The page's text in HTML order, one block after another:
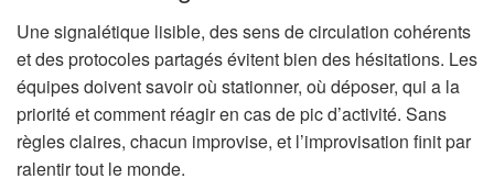
Une signalétique lisible, des sens de circulation cohérents
et des protocoles partagés évitent bien des hésitations. Les
équipes doivent savoir où stationner, où déposer, qui a la
priorité et comment réagir en cas de pic d’activité. Sans
règles claires, chacun improvise, et l’improvisation finit par
ralentir tout le monde.